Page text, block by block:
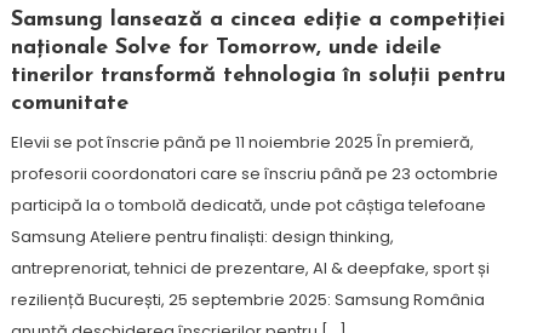
Samsung lansează a cincea ediție a competiției
naționale Solve for Tomorrow, unde ideile
tinerilor transformă tehnologia în soluții pentru
comunitate
Elevii se pot înscrie până pe 11 noiembrie 2025 În premieră,
profesorii coordonatori care se înscriu până pe 23 octombrie
participă la o tombolă dedicată, unde pot câștiga telefoane
Samsung Ateliere pentru finaliști: design thinking,
antreprenoriat, tehnici de prezentare, AI & deepfake, sport și
reziliență București, 25 septembrie 2025: Samsung România